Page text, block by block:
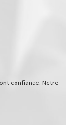
confiance. Notre